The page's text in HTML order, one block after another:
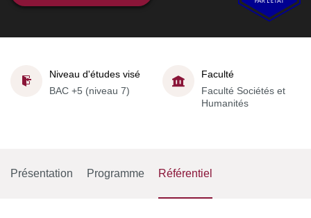
Niveau d'études visé
BAC +5 (niveau 7)
Faculté
Faculté Sociétés et
Humanités
Présentation Programme Référentiel